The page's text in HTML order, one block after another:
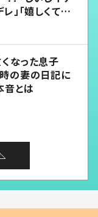
」「嬉しくて可
なった息子
の妻の日記に
音とは